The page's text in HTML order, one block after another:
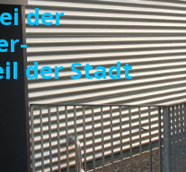
der
der Stadt